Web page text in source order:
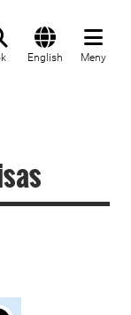
English Meny